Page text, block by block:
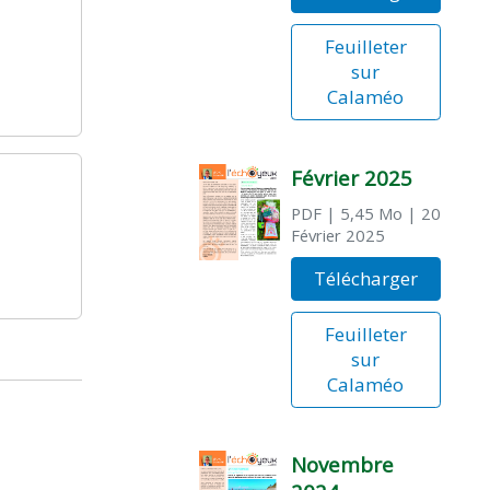
Feuilleter
sur
Calaméo
Février 2025
PDF| 5,45 Mo | 20
Février 2025
Télécharger
Feuilleter
sur
Calaméo
Novembre